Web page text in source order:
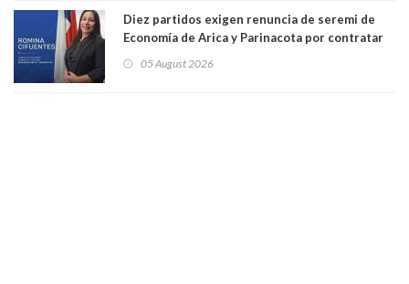
Diez partidos exigen renuncia de seremi de
Economía de Arica y Parinacota por contratar
una militante de RN, detenida con 47 kilos de
05 August 2026